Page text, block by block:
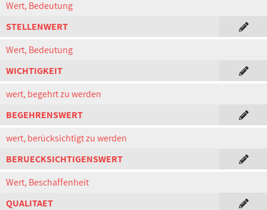
Wert, Bedeutung
STELLENWERT
Wert, Bedeutung
WICHTIGKEIT
wert, begehrt zu werden
BEGEHRENSWERT
wert, berücksichtigt zu werden
BERUECKSICHTIGENSWERT
Wert, Beschaffenheit
QUALITAET